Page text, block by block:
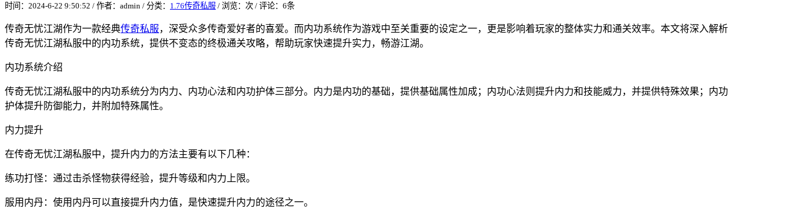
时间：2024-6-22 9:50:52 / 作者：admin / 分类： 1.76传奇私服 / 浏览： 次 / 评论：6条
传奇无忧江湖作为一款经典传奇私服，深受众多传奇爱好者的喜爱。而内功系统作为游戏中至关重要的设定之一，更是影响着玩家的整体实力和通关效率。本文将深入解析
传奇无忧江湖私服中的内功系统，提供不变态的终极通关攻略，帮助玩家快速提升实力，畅游江湖。
内功系统介绍
传奇无忧江湖私服中的内功系统分为内力、内功心法和内功护体三部分。内力是内功的基础，提供基础属性加成；内功心法则提升内力和技能威力，并提供特殊效果；内功
护体提升防御能力，并附加特殊属性。
内力提升
在传奇无忧江湖私服中，提升内力的方法主要有以下几种：
练功打怪：通过击杀怪物获得经验，提升等级和内力上限。
服用内丹：使用内丹可以直接提升内力值，是快速提升内力的途径之一。